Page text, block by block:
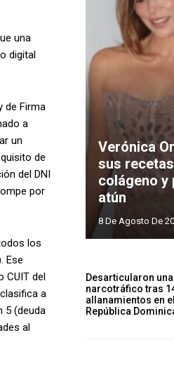
una
digital
de Firma
a
un
de
del DNI
por
los
Ese
CUIT del
a
5 (deuda
al
Verónica
sus
colágeno y
atún
8 De Agosto De
Desarticularon
narcotráfico tras
allanamientos en
República